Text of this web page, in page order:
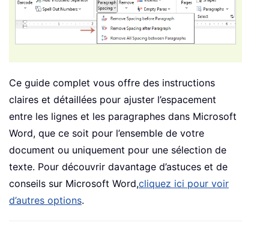
Ce guide complet vous offre des instructions
claires et détaillées pour ajuster l’espacement
entre les lignes et les paragraphes dans Microsoft
Word, que ce soit pour l’ensemble de votre
document ou uniquement pour une sélection de
texte. Pour découvrir davantage d’astuces et de
conseils sur Microsoft Word,cliquez ici pour voir
d’autres options.